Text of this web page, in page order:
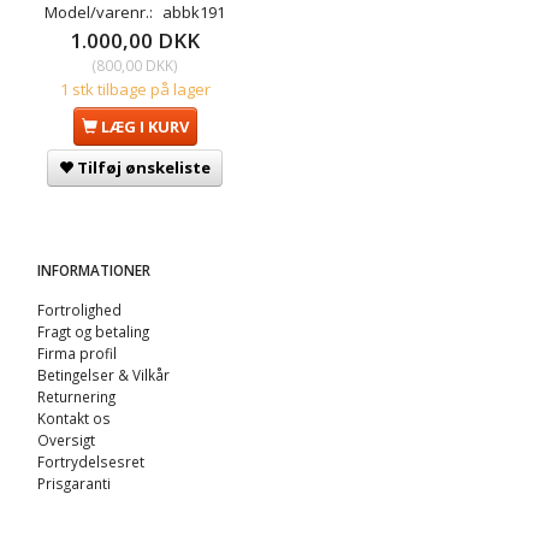
Model/varenr.: abbk191
1.000,00 DKK
(800,00 DKK)
1 stk tilbage på lager
LÆG I KURV
Tilføj ønskeliste
INFORMATIONER
Fortrolighed
Fragt og betaling
Firma profil
Betingelser & Vilkår
Returnering
Kontakt os
Oversigt
Fortrydelsesret
Prisgaranti